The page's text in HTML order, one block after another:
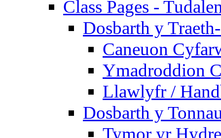
Class Pages -
Dosbarth y
Caneuon
Ymadroddion
Llawlyfr /
Dosbarth y
Tymor yr